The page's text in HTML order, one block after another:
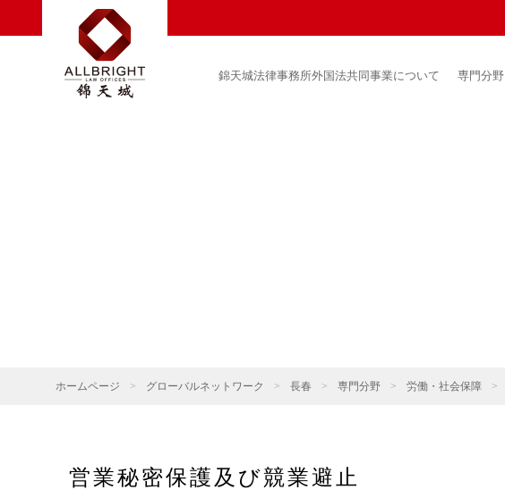
錦天城法律事務所外国法共同事業について 専門分野
ホームページ > グローバルネットワーク > 長春 > 専門分野 > 労働・社会保障 >
営業秘密保護及び競業避止